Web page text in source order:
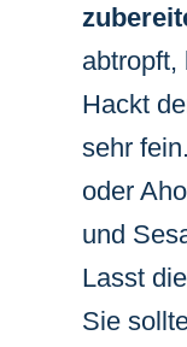
abtropft,
Hackt
sehr
oder
und
Lasst
Sie